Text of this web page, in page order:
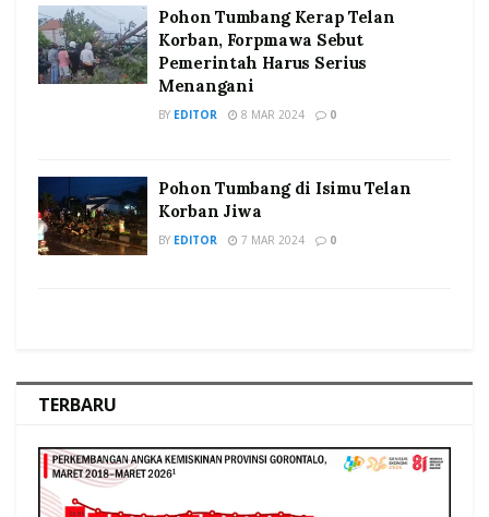
Pohon Tumbang Kerap Telan
Korban, Forpmawa Sebut
Pemerintah Harus Serius
Menangani
BY EDITOR 8 MAR 2024 0
Pohon Tumbang di Isimu Telan
Korban Jiwa
BY EDITOR 7 MAR 2024 0
TERBARU